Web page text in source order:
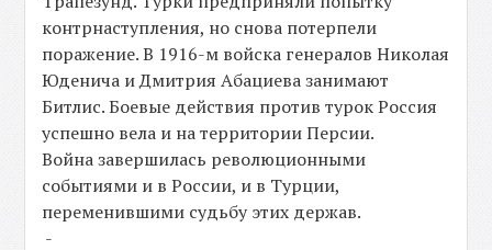
контрнаступления, но снова потерпели
поражение. В 1916-м войска генералов Николая
Юденича и Дмитрия Абациева занимают
Битлис. Боевые действия против турок Россия
успешно вела и на территории Персии.
Война завершилась революционными
событиями и в России, и в Турции,
переменившими судьбу этих держав.
-